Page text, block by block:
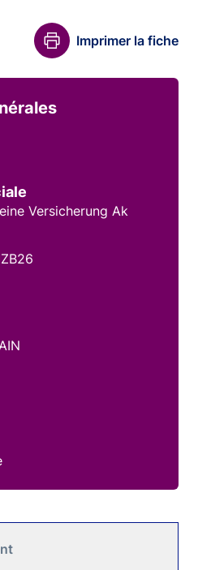
Imprimer la fiche
Versicherung Ak